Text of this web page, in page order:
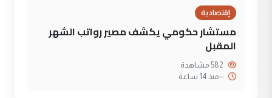
إقتصادية
مستشار حكومي يكشف مصير رواتب الشهر
المقبل
--منذ 14 ساعة